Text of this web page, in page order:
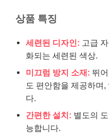
상품 특징
세련된 디자인: 고급
화되는 세련된 색상.
미끄럼 방지 소재: 뛰
도 편안함을 제공하며
다.
간편한 설치: 별도의
능합니다.